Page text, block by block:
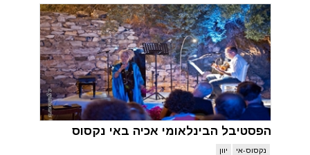
הפסטיבל הבינלאומי אכיה באי נקסוס
נקסוס-אי יוון